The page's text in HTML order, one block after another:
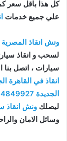
علي جميع خدمات
ونش انقاذ المصرية
لسحب و انقاذ
سيارات ، اتصل بنا
انقاذ في القاهرة
الجديدة
ليصلك ونش انقاذ
وسائل الامان